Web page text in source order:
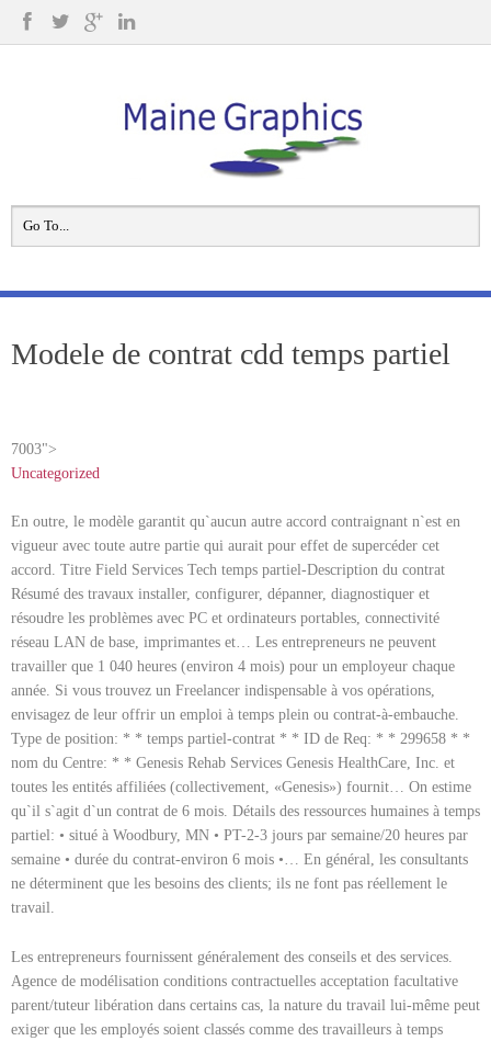
Modele de contrat cdd temps partiel
7003">
Uncategorized
En outre, le modèle garantit qu`aucun autre accord contraignant n`est en
vigueur avec toute autre partie qui aurait pour effet de supercéder cet
accord. Titre Field Services Tech temps partiel-Description du contrat
Résumé des travaux installer, configurer, dépanner, diagnostiquer et
résoudre les problèmes avec PC et ordinateurs portables, connectivité
réseau LAN de base, imprimantes et… Les entrepreneurs ne peuvent
travailler que 1 040 heures (environ 4 mois) pour un employeur chaque
année. Si vous trouvez un Freelancer indispensable à vos opérations,
envisagez de leur offrir un emploi à temps plein ou contrat-à-embauche.
Type de position: * * temps partiel-contrat * * ID de Req: * * 299658 * *
nom du Centre: * * Genesis Rehab Services Genesis HealthCare, Inc. et
toutes les entités affiliées (collectivement, «Genesis») fournit… On estime
qu`il s`agit d`un contrat de 6 mois. Détails des ressources humaines à temps
partiel: • situé à Woodbury, MN • PT-2-3 jours par semaine/20 heures par
semaine • durée du contrat-environ 6 mois •… En général, les consultants
ne déterminent que les besoins des clients; ils ne font pas réellement le
travail.
Les entrepreneurs fournissent généralement des conseils et des services.
Agence de modélisation conditions contractuelles acceptation facultative
parent/tuteur libération dans certains cas, la nature du travail lui-même peut
exiger que les employés soient classés comme des travailleurs à temps